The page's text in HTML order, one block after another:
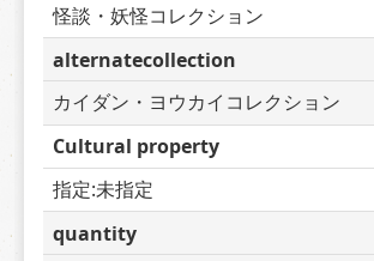
怪談・妖怪コレクション
alternatecollection
カイダン・ヨウカイコレクション
Cultural property
指定:未指定
quantity